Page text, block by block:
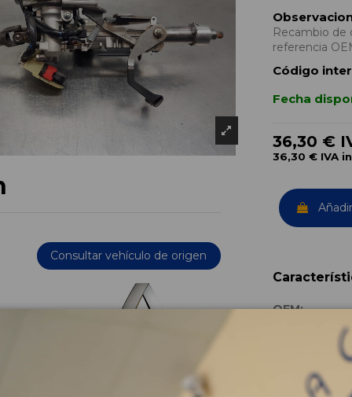
Consultar vehículo de origen
Recambio de
referencia
Código
Fecha
36,30 €
36,30 € IVA
OEM:
Año
Código
Bastidor